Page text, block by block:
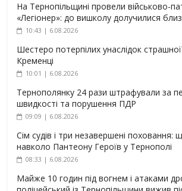
На Тернопільщині провели військово-
«Легіонер»: до вишколу долучилися
10:43 | 6.08.2026
Шестеро потерпілих унаслідок страшної
Кременці
10:01 | 6.08.2026
Тернополянку 24 рази штрафували за
швидкості та порушення ПДР
09:09 | 6.08.2026
Сім судів і три незавершені поховання:
навколо Пантеону Героїв у Тернополі
08:33 | 6.08.2026
Майже 10 годин під вогнем і атаками